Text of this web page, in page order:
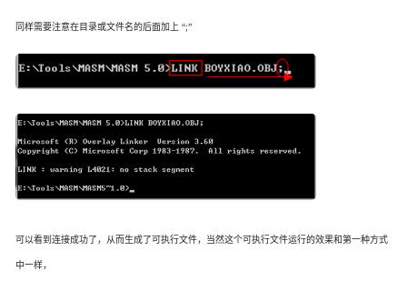
同样需要注意在目录或文件名的后面加上 “;”
可以看到连接成功了，从而生成了可执行文件，当然这个可执行文件运行的效果和第一种方式
中一样，